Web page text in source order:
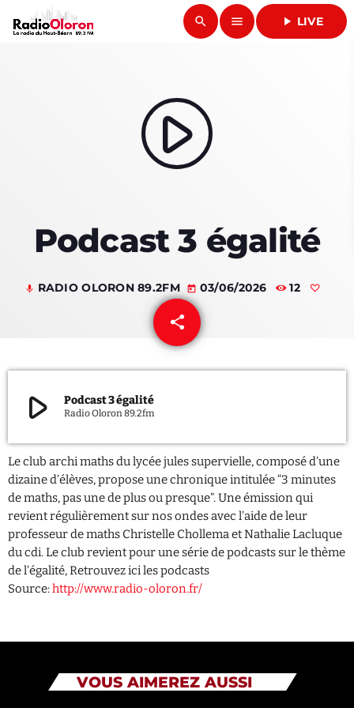
search menu play_arrow LIVE
close
RADIO OLORON
PROGRAMMES & ÉMISSIONS
CONTACT
ADHÉRER OU SOUTENIR
Archives
juillet 2026
août 2025
play_arrow
Podcast 3 égalité
mic RADIO OLORON 89.2FM today 03/06/2026 12
share
email
play_arrow Podcast 3 égalité
Radio Oloron 89.2fm
Le club archi maths du lycée jules supervielle, composé d’une
dizaine d’élèves, propose une chronique intitulée “3 minutes
de maths, pas une de plus ou presque”. Une émission qui
revient régulièrement sur nos ondes avec l’aide de leur
professeur de maths Christelle Chollema et Nathalie Lacluque
du cdi. Le club revient pour une série de podcasts sur le thème
de l’égalité, Retrouvez ici les podcasts
Source:http://www.radio-oloron.fr/
VOUS AIMEREZ AUSSI